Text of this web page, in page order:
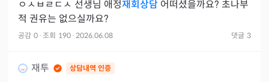
ㅇㅅㅂㄹㄷㅅ 선생님 애정재회상담 어떠셨을까요? 초나부
적 권유는 없으실까요?
공감 0 · 조회 190 · 2026.06.08 댓글 3
재투 상담내역 인증